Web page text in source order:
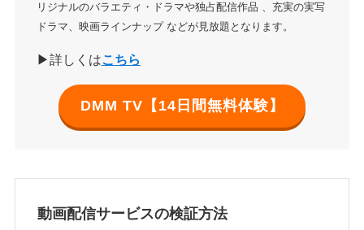
リジナルのバラエティ・ドラマや独占配信作品 、充実の実写
ドラマ、映画ラインナップ などが見放題となります。
▶詳しくはこちら
DMM TV【14日間無料体験】
動画配信サービスの検証方法